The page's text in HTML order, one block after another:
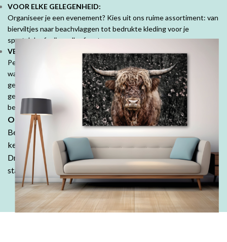
VOOR ELKE GELEGENHEID:
Organiseer je een evenement? Kies uit ons ruime assortiment: van
bierviltjes naar beachvlaggen tot bedrukte kleding voor je
sportclub of vrijgezellenfeest.
VEEL MOOIE PRODUCTEN VOOR PARTICULIEREN:
Personaliseer je ruimte met mooie fotoproducten. Prachtige
wanddecoraties, fotobehang, fotoboeken, kussens en tuinposters,
geef jouw herinneringen een speciale plek. Denk ook aan
geboorte- of trouwkaarten, geboortekussens en je persoonlijk
bedrukte tafelkleed.
Ontdek de DrukDrukDrukker-ervaring:
Bestel in onze webshop en ontdek waarom klanten keer op
keer kiezen voor de kwaliteit en betaalbaarheid van
DrukDrukDrukker.Laat jouw ideeën tot leven komen - wij
staan voor je klaar!